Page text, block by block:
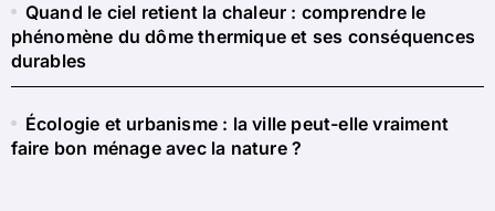
Quand le ciel retient la chaleur : comprendre le
phénomène du dôme thermique et ses conséquences
durables
Écologie et urbanisme : la ville peut-elle vraiment
faire bon ménage avec la nature ?